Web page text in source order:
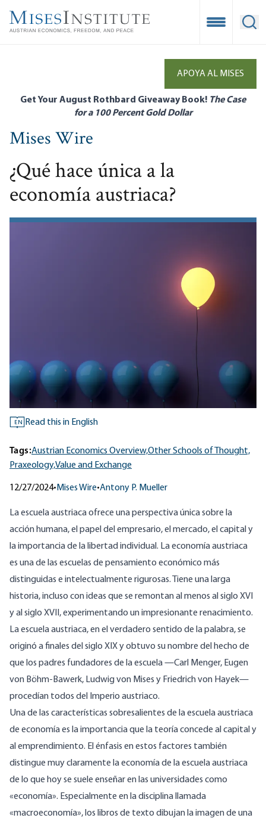
main
Open
APOYA AL MISES
Get Your August Rothbard Giveaway Book! The Case
for a 100 Percent Gold Dollar
Mises Wire
¿Qué hace única a la
economía austriaca?
EN Read this in English
Tags:Austrian Economics Overview,Other Schools of Thought,
Praxeology,Value and Exchange
12/27/2024• Mises Wire•Antony P. Mueller
La escuela austriaca ofrece una perspectiva única sobre la
acción humana, el papel del empresario, el mercado, el capital y
la importancia de la libertad individual. La economía austriaca
es una de las escuelas de pensamiento económico más
distinguidas e intelectualmente rigurosas. Tiene una larga
historia, incluso con ideas que se remontan al menos al siglo XVI
y al siglo XVII, experimentando un impresionante renacimiento.
La escuela austriaca, en el verdadero sentido de la palabra, se
originó a finales del siglo XIX y obtuvo su nombre del hecho de
que los padres fundadores de la escuela —Carl Menger, Eugen
von Böhm-Bawerk, Ludwig von Mises y Friedrich von Hayek—
procedían todos del Imperio austriaco.
Una de las características sobresalientes de la escuela austriaca
de economía es la importancia que la teoría concede al capital y
al emprendimiento. El énfasis en estos factores también
distingue muy claramente la economía de la escuela austriaca
de lo que hoy se suele enseñar en las universidades como
«economía». Especialmente en la disciplina llamada
«macroeconomía», los libros de texto dibujan la imagen de una